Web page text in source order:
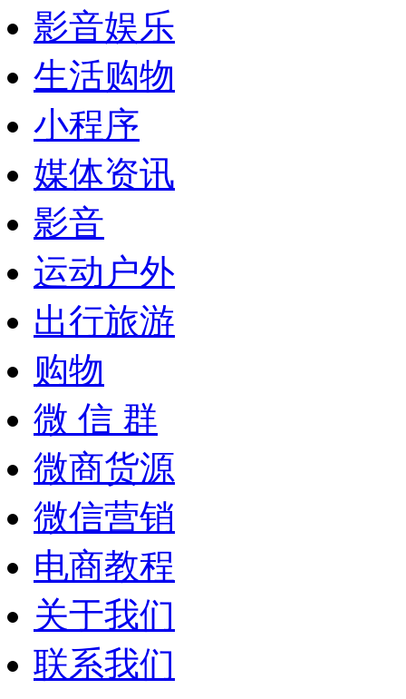
影音娱乐
生活购物
小程序
媒体资讯
影音
运动户外
出行旅游
购物
微 信 群
微商货源
微信营销
电商教程
关于我们
联系我们